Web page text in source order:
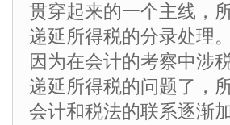
贯穿起来的一个主线，
递延所得税的分录处理
因为在会计的考察中涉
递延所得税的问题了，
会计和税法的联系逐渐